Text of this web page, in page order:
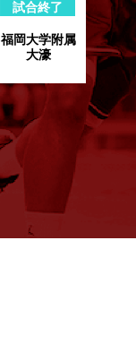
福岡大学附属
大濠
試合終了